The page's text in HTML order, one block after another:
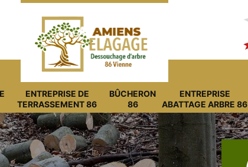
ENTREPRISE DE
TERRASSEMENT 86
BÛCHERON
86
ENTREPRISE
ABATTAGE ARBRE 86